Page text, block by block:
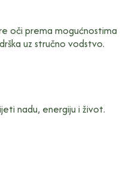
oči prema mogućnostima
uz stručno vodstvo.
nadu, energiju i život.